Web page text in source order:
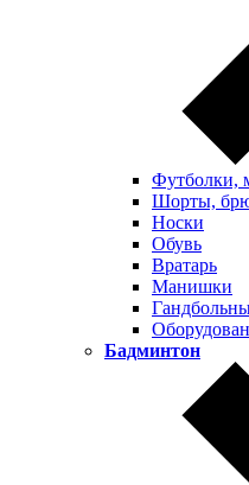
Футболки,
Шорты,
Носки
Обувь
Вратарь
Манишки
Бадминтон